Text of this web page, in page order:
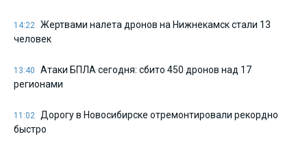
14:22
Жертвами налета дронов на Нижнекамск стали 13
человек
13:40
Атаки БПЛА сегодня: сбито 450 дронов над 17
регионами
11:02
Дорогу в Новосибирске отремонтировали рекордно
быстро